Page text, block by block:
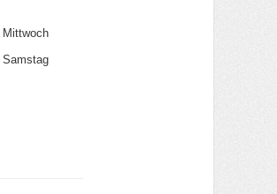
Mittwoch
Samstag